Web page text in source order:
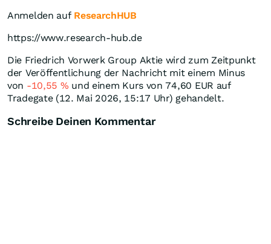
Anmelden auf ResearchHUB
https://www.research-hub.de
Die Friedrich Vorwerk Group Aktie wird zum Zeitpunkt
der Veröffentlichung der Nachricht mit einem Minus
von -10,55 % und einem Kurs von 74,60 EUR auf
Tradegate (12. Mai 2026, 15:17 Uhr) gehandelt.
Schreibe Deinen Kommentar